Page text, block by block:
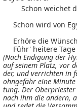
Schon weichet
Schon wird von
Erhöre die
Führ' heitere
(Nach Endigung der
auf seinem Platz, vor
der, und verrichten in
ohngefähr eine
tung. Der
nach ihm die andern,